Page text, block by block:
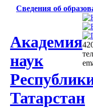
Сведения об
Академия
наук
Татарстан